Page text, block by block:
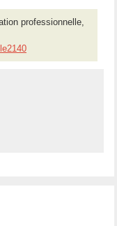
professionnelle,